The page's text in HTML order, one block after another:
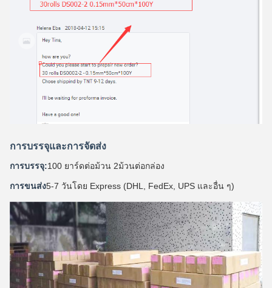
การบรรจุและการจัดส่ง
การบรรจุ:100 ยาร์ดต่อม้วน 2ม้วนต่อกล่อง
การขนส่ง5-7 วันโดย Express (DHL, FedEx, UPS และอื่น ๆ)